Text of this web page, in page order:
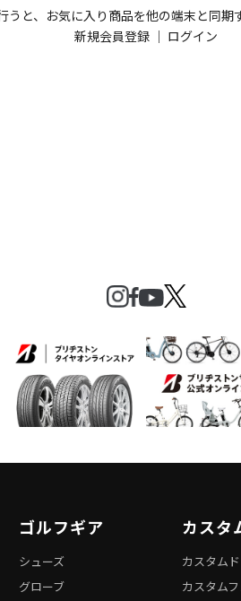
うと、お気に入り商品を他の端末と同期
新規会員登録 ｜ ログイン
ゴルフギア
シューズ
グローブ
カスタ
カスタム
カスタム